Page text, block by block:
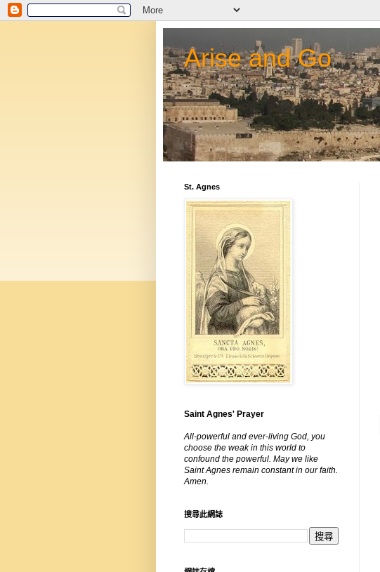
Arise and Go
St. Agnes
Saint Agnes' Prayer
All-powerful and ever-living God, you
choose the weak in this world to
confound the powerful. May we like
Saint Agnes remain constant in our faith.
Amen.
搜尋此網誌